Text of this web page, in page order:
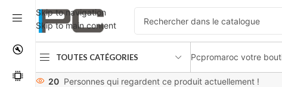
Skip to navigation
Skip to main content
TOUTES CATÉGORIES Pcpromaroc votre
Accueil PCs /Portable /Tablets pc portable ASUS
20 Personnes qui regardent ce produit actuellement !